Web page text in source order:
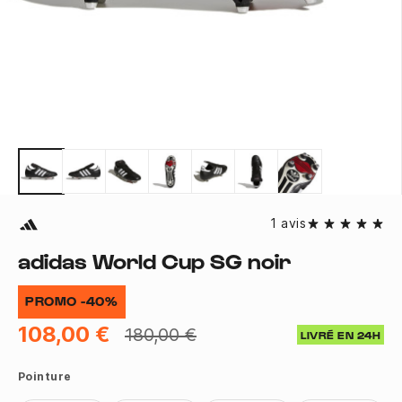
1 avis
adidas World Cup SG noir
PROMO -40%
108,00 € 180,00 € LIVRÉ EN 24H
Pointure